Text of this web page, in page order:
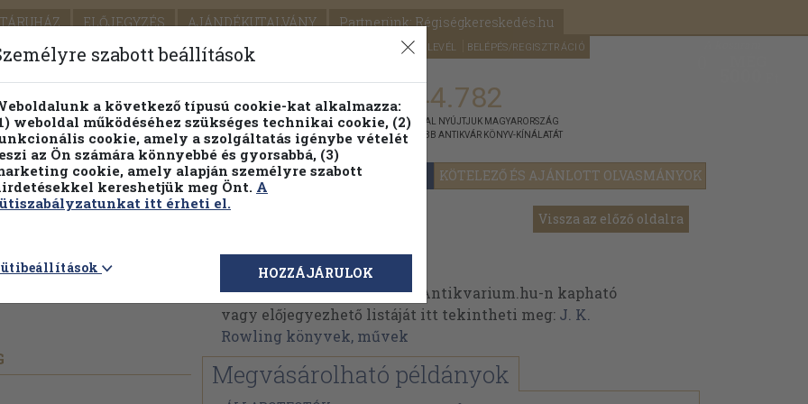
ELŐJEGYZÉS AJÁNDÉKUTALVÁNY Partnerünk: Régiségkereskedés.hu
SEGÍTSÉG HÍRLEVÉL BELÉPÉS/REGISZTRÁCIÓ
PILLANATNYI ÁRAINK FENNTARTHATÓ OLVASMÁNYOK KÖTELEZŐ ÉS AJÁNLOTT OLVASMÁNYOK
Részletes kereső Témaköri fa 1.144.782
KIADVÁNNYAL NYÚJTJUK MAGYARORSZÁG
LEGNAGYOBB ANTIKVÁR KÖNYV-KÍNÁLATÁT
Vissza az előző oldalra
Half-
J. K. Rowling
J. K. Rowling műveinek az Antikvarium.hu-n kapható
vagy előjegyezhető listáját itt tekintheti meg: J. K.
Rowling könyvek, művek
Megvásárolható példányok
szabott beállítások
a következő típusú cookie-kat alkalmazza:
weboldal működéséhez szükséges technikai cookie, (2)
cookie, amely a szolgáltatás igénybe vételét
az Ön számára könnyebbé és gyorsabbá, (3)
cookie, amely alapján személyre szabott
kereshetjük meg Önt. A
itt érheti el.
HOZZÁJÁRULOK